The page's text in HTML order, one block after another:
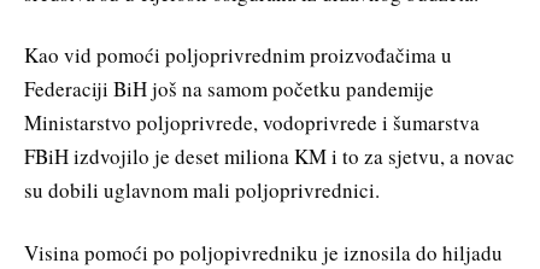
Kao vid pomoći poljoprivrednim proizvođačima u
Federaciji BiH još na samom početku pandemije
Ministarstvo poljoprivrede, vodoprivrede i šumarstva
FBiH izdvojilo je deset miliona KM i to za sjetvu, a novac
su dobili uglavnom mali poljoprivrednici.
Visina pomoći po poljopivredniku je iznosila do hiljadu